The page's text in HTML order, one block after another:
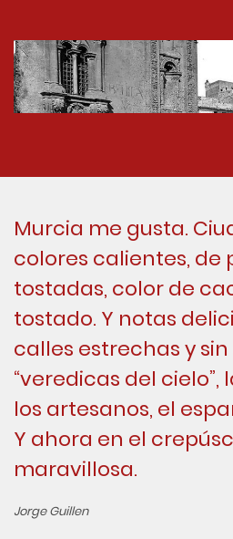
Murcia me gusta.
colores calientes, de
tostadas, color de
tostado. Y notas
calles estrechas y
“veredicas del cielo”,
los artesanos, el
Y ahora en el
maravillosa.
Jorge Guillen